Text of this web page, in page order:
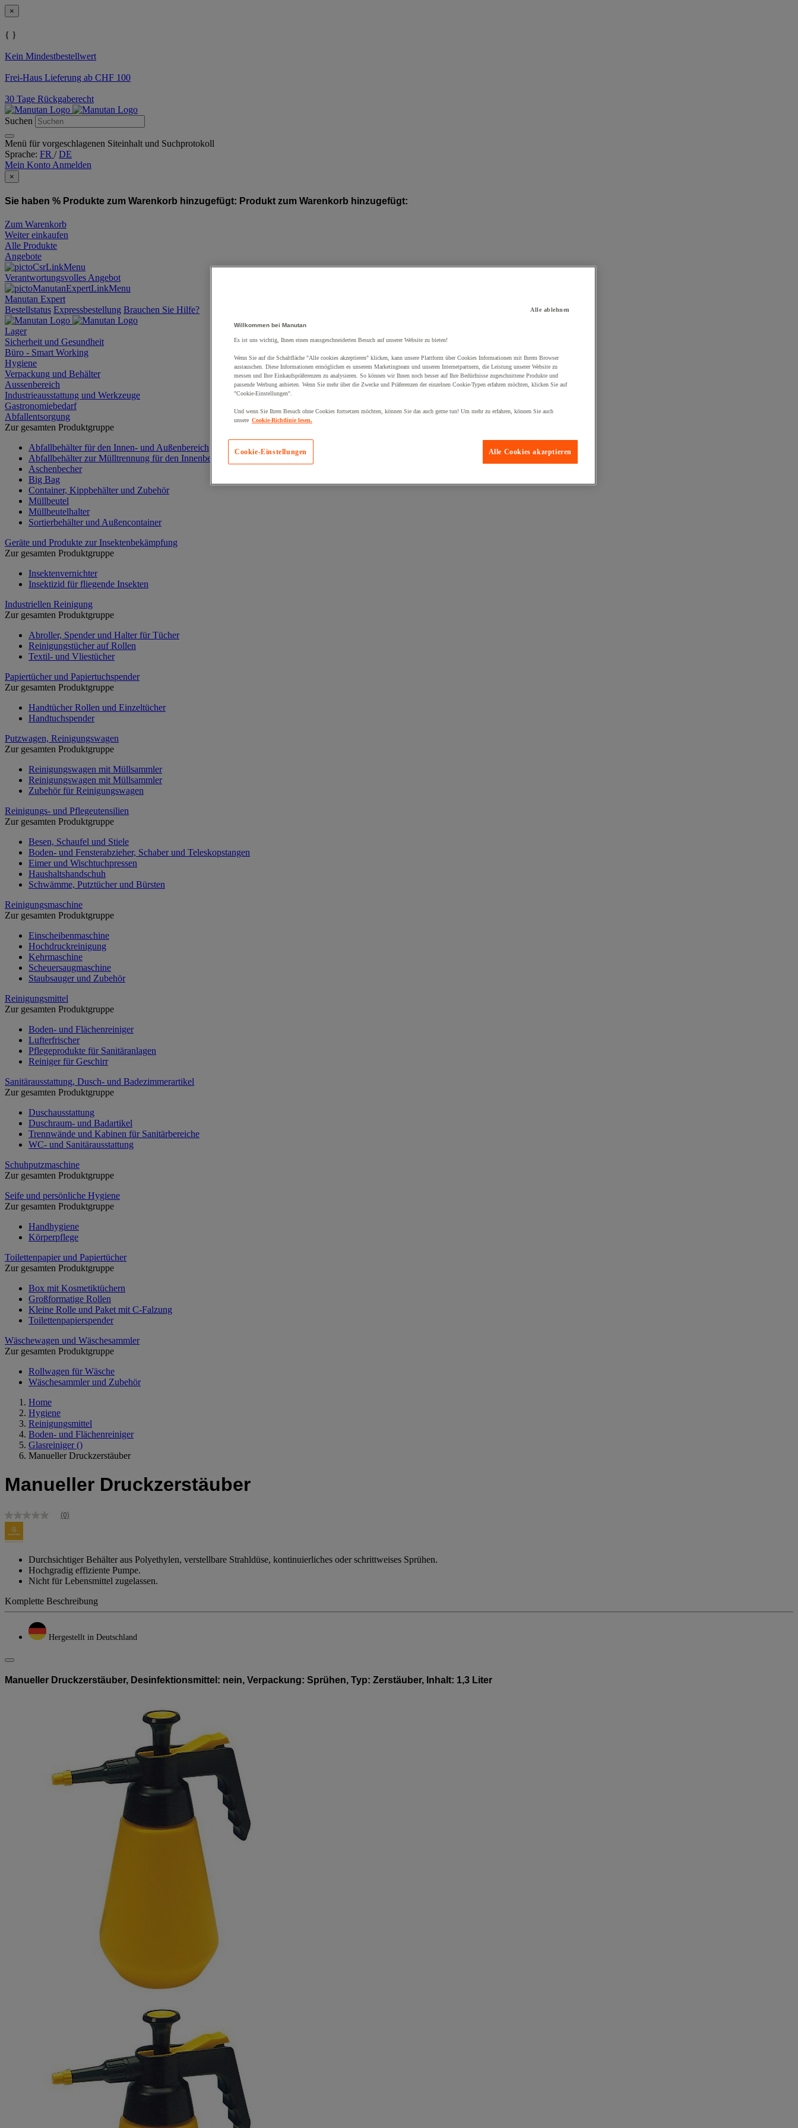
×
{ }
Kein Mindestbestellwert
Frei-Haus Lieferung ab CHF 100
30 Tage Rückgaberecht
Suchen
Menü für vorgeschlagenen Siteinhalt und Suchprotokoll
Sprache: FR /DE
Mein Konto Anmelden
×
Sie haben % Produkte zum Warenkorb hinzugefügt: Produkt zum Warenkorb hinzugefügt:
Zum Warenkorb
Weiter einkaufen
Alle Produkte
Angebote
Verantwortungsvolles Angebot
Manutan Expert
Bestellstatus Expressbestellung Brauchen Sie Hilfe?
Lager
Sicherheit und Gesundheit
Büro - Smart Working
Hygiene
Verpackung und Behälter
Aussenbereich
Industrieausstattung und Werkzeuge
Gastronomiebedarf
Abfallentsorgung
Zur gesamten Produktgruppe
Abfallbehälter für den Innen- und Außenbereich
Abfallbehälter zur Mülltrennung für den Innenbereich
Aschenbecher
Big Bag
Container, Kippbehälter und Zubehör
Müllbeutel
Müllbeutelhalter
Sortierbehälter und Außencontainer
Geräte und Produkte zur Insektenbekämpfung
Zur gesamten Produktgruppe
Insektenvernichter
Insektizid für fliegende Insekten
Industriellen Reinigung
Zur gesamten Produktgruppe
Abroller, Spender und Halter für Tücher
Reinigungstücher auf Rollen
Textil- und Vliestücher
Papiertücher und Papiertuchspender
Zur gesamten Produktgruppe
Handtücher Rollen und Einzeltücher
Handtuchspender
Putzwagen, Reinigungswagen
Zur gesamten Produktgruppe
Reinigungswagen mit Müllsammler
Reinigungswagen mit Müllsammler
Zubehör für Reinigungswagen
Reinigungs- und Pflegeutensilien
Zur gesamten Produktgruppe
Besen, Schaufel und Stiele
Boden- und Fensterabzieher, Schaber und Teleskopstangen
Eimer und Wischtuchpressen
Haushaltshandschuh
Schwämme, Putztücher und Bürsten
Reinigungsmaschine
Zur gesamten Produktgruppe
Einscheibenmaschine
Hochdruckreinigung
Kehrmaschine
Scheuersaugmaschine
Staubsauger und Zubehör
Reinigungsmittel
Zur gesamten Produktgruppe
Boden- und Flächenreiniger
Lufterfrischer
Pflegeprodukte für Sanitäranlagen
Reiniger für Geschirr
Sanitärausstattung, Dusch- und Badezimmerartikel
Zur gesamten Produktgruppe
Duschausstattung
Duschraum- und Badartikel
Trennwände und Kabinen für Sanitärbereiche
WC- und Sanitärausstattung
Schuhputzmaschine
Zur gesamten Produktgruppe
Seife und persönliche Hygiene
Zur gesamten Produktgruppe
Handhygiene
Körperpflege
Toilettenpapier und Papiertücher
Zur gesamten Produktgruppe
Box mit Kosmetiktüchern
Großformatige Rollen
Kleine Rolle und Paket mit C-Falzung
Toilettenpapierspender
Wäschewagen und Wäschesammler
Zur gesamten Produktgruppe
Rollwagen für Wäsche
Wäschesammler und Zubehör
Home
Hygiene
Reinigungsmittel
Boden- und Flächenreiniger
Glasreiniger ()
Manueller Druckzerstäuber
Manueller Druckzerstäuber
Kein
Bewertungswert
Link
gleichen
(0)
Durchsichtiger Behälter aus Polyethylen, verstellbare Strahldüse, kontinuierliches oder schrittweises Sprühen.
Hochgradig effiziente Pumpe.
Nicht für Lebensmittel zugelassen.
Komplette Beschreibung
Hergestellt in Deutschland
Manueller Druckzerstäuber, Desinfektionsmittel: nein, Verpackung: Sprühen, Typ: Zerstäuber, Inhalt: 1,3 Liter
Alle ablehnen
Willkommen bei Manutan
Es ist uns wichtig, Ihnen einen massgeschneiderten Besuch auf unserer Website zu bieten!
Wenn Sie auf die Schaltfläche "Alle cookies akzeptieren" klicken, kann unsere Plattform über Cookies Informationen mit Ihrem Browser
austauschen. Diese Informationen ermöglichen es unserem Marketingteam und unseren Internetpartnern, die Leistung unserer Website zu
messen und Ihre Einkaufspräferenzen zu analysieren. So können wir Ihnen noch besser auf Ihre Bedürfnisse zugeschnittene Produkte und
passende Werbung anbieten. Wenn Sie mehr über die Zwecke und Präferenzen der einzelnen Cookie-Typen erfahren möchten, klicken Sie auf
"Cookie-Einstellungen".
Und wenn Sie Ihren Besuch ohne Cookies fortsetzen möchten, können Sie das auch gerne tun! Um mehr zu erfahren, können Sie auch
unsere Cookie-Richtlinie lesen.
Alle Cookies akzeptieren
Cookie-Einstellungen